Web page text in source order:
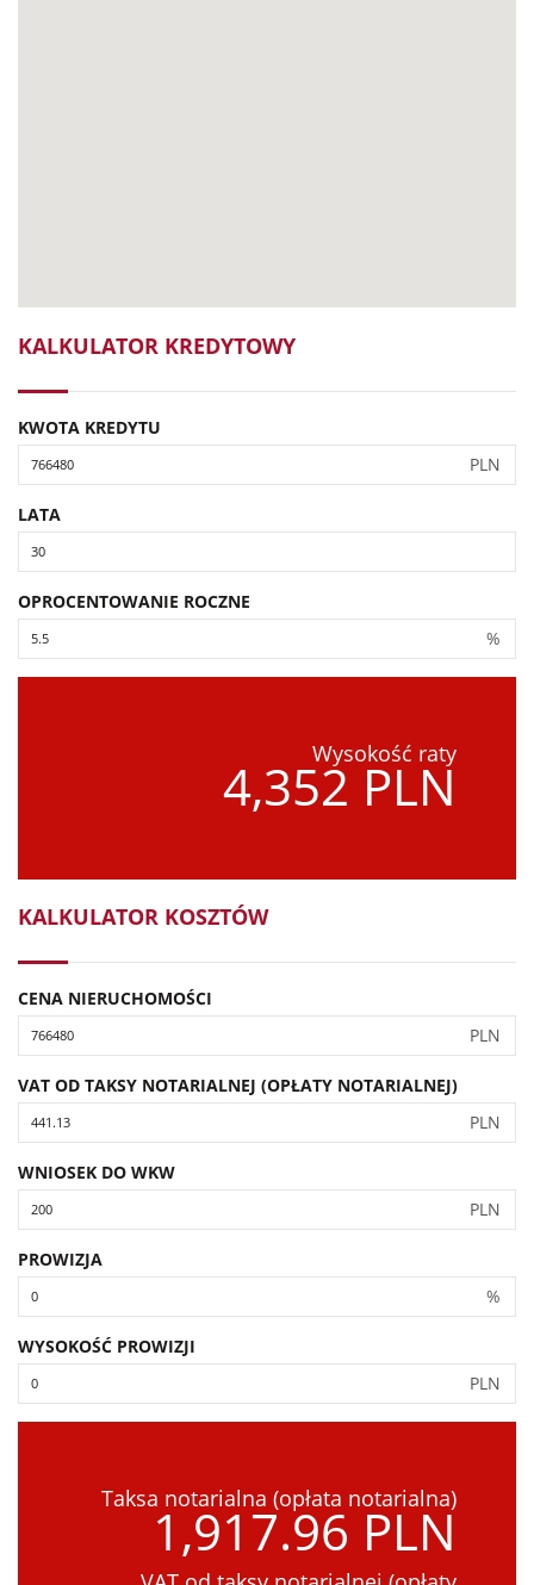
KALKULATOR KREDYTOWY
KWOTA KREDYTU
PLN
LATA
OPROCENTOWANIE ROCZNE
%
Wysokość raty
4,352 PLN
KALKULATOR KOSZTÓW
CENA NIERUCHOMOŚCI
PLN
VAT OD TAKSY NOTARIALNEJ (OPŁATY NOTARIALNEJ)
PLN
WNIOSEK DO WKW
PLN
PROWIZJA
%
WYSOKOŚĆ PROWIZJI
PLN
Taksa notarialna (opłata notarialna)
1,917.96 PLN